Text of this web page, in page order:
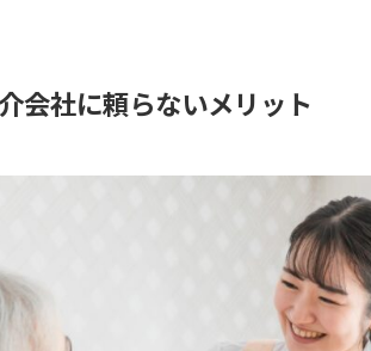
会社に頼らないメリット